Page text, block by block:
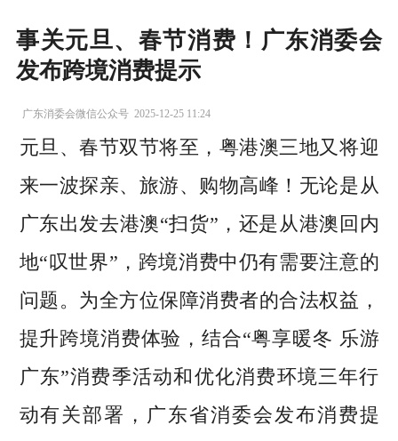
事关元旦、春节消费！广东消委会
发布跨境消费提示
广东消委会微信公众号 2025-12-25 11:24
元旦、春节双节将至，粤港澳三地又将迎
来一波探亲、旅游、购物高峰！无论是从
广东出发去港澳“扫货”，还是从港澳回内
地“叹世界”，跨境消费中仍有需要注意的
问题。为全方位保障消费者的合法权益，
提升跨境消费体验，结合“粤享暖冬 乐游
广东”消费季活动和优化消费环境三年行
动有关部署，广东省消委会发布消费提